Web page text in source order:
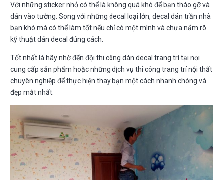
Với những sticker nhỏ có thể là không quá khó để bạn tháo gỡ và
dán vào tường. Song với những decal loại lớn, decal dán trần nhà
bạn khó mà có thể làm tốt nếu chỉ có một mình và chưa nắm rõ
kỹ thuật dán decal đúng cách.
Tốt nhất là hãy nhờ đến đội thi công dán decal trang trí tại nơi
cung cấp sản phẩm hoặc những dịch vụ thi công trang trí nội thất
chuyên nghiệp để thực hiện thay bạn một cách nhanh chóng và
đẹp mắt nhất.